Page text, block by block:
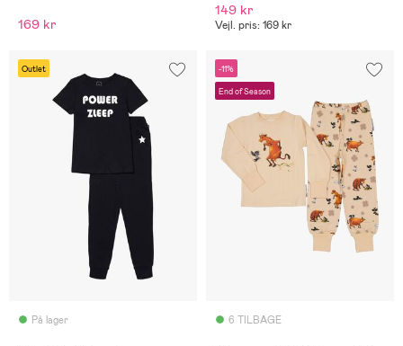
169 kr
149 kr
Vejl. pris: 169 kr
Outlet
På lager
-11%
End of Season
6 TILBAGE